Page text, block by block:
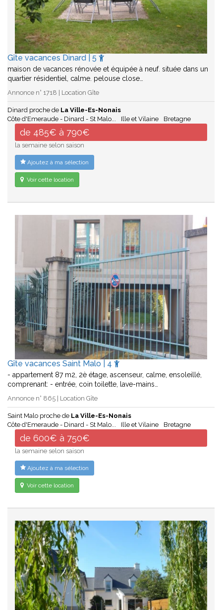
Gîte vacances Dinard | 5
maison de vacances rénovée et équipée à neuf. située dans un
quartier résidentiel, calme. pelouse close…
Annonce n° 1718 | Location Gîte
Dinard proche de La Ville-Es-Nonais
Côte d'Emeraude - Dinard - St Malo...
Ille et Vilaine Bretagne
de 485€ à 790€
la semaine selon saison
Ajoutez à ma sélection
Voir cette location
Gîte vacances Saint Malo | 4
- appartement 87 m2, 2è étage, ascenseur, calme, ensoleillé,
comprenant: - entrée, coin toilette, lave-mains…
Annonce n° 865 | Location Gîte
Saint Malo proche de La Ville-Es-Nonais
Côte d'Emeraude - Dinard - St Malo...
Ille et Vilaine Bretagne
de 600€ à 750€
la semaine selon saison
Ajoutez à ma sélection
Voir cette location